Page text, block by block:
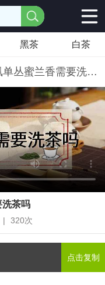
黑茶 白茶
丛蜜兰香需要洗茶吗
洗茶吗
| 320次
点击复制